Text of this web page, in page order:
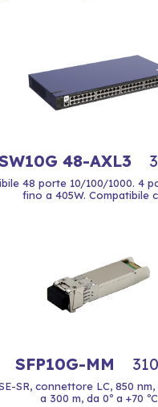
48-AXL3
48 porte 10/100/1000. 4
fino a 405W. Compatibile
SFP10G-MM
SR, connettore LC, 850
a 300 m, da 0º a +70